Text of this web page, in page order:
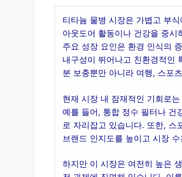
티타늄 물병 시장은 가볍고 부
아웃도어 활동이나 건강을 중시
주요 성장 요인은 환경 인식의
내구성이 뛰어나고 친환경적인
분 보충뿐만 아니라 여행, 스포
현재 시장 내 잠재적인 기회로
예를 들어, 통합 정수 필터나 건
로 자리잡고 있습니다. 또한, 스
브랜드 인지도를 높이고 시장
하지만 이 시장은 여전히 높은